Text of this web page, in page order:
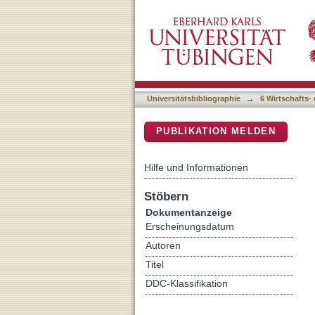
Universitätsbibliographie → 6 Wirtschafts-
PUBLIKATION MELDEN
Hilfe und Informationen
Stöbern
Dokumentanzeige
Erscheinungsdatum
Autoren
Titel
DDC-Klassifikation